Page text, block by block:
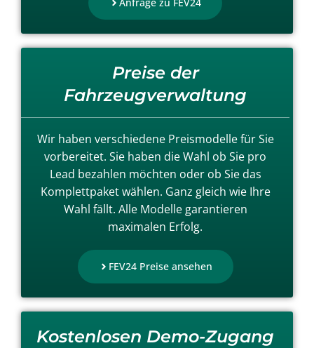
Preise der
Fahrzeugverwaltung
Wir haben verschiedene Preismodelle für Sie
vorbereitet. Sie haben die Wahl ob Sie pro
Lead bezahlen möchten oder ob Sie das
Komplettpaket wählen. Ganz gleich wie Ihre
Wahl fällt. Alle Modelle garantieren
maximalen Erfolg.
FEV24 Preise ansehen
Kostenlosen Demo-Zugang